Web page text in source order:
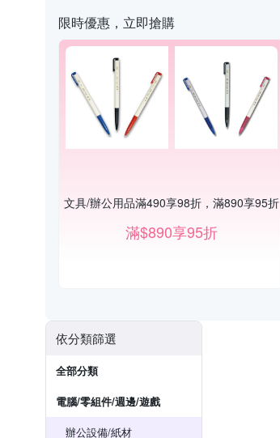
限時優惠，立即搶購
文具/辦公用品滿490享98折，滿890享95折
滿$890享95折
依分類篩選
全部分類
電腦/零組件/週邊/遊戲
辦公設備/紙材